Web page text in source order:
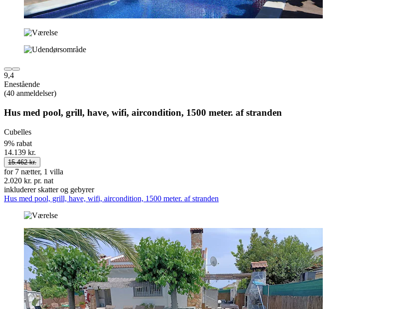
9,4
Enestående
(40 anmeldelser)
Hus med pool, grill, have, wifi, aircondition, 1500 meter. af stranden
Cubelles
9% rabat
14.139 kr.
15.462 kr.
for 7 nætter, 1 villa
2.020 kr. pr. nat
inkluderer skatter og gebyrer
Hus med pool, grill, have, wifi, aircondition, 1500 meter. af stranden